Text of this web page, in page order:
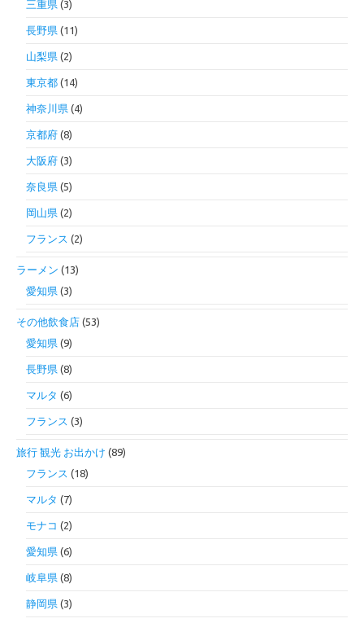
三重県 (3)
長野県 (11)
山梨県 (2)
東京都 (14)
神奈川県 (4)
京都府 (8)
大阪府 (3)
奈良県 (5)
岡山県 (2)
フランス (2)
ラーメン (13)
愛知県 (3)
その他飲食店 (53)
愛知県 (9)
長野県 (8)
マルタ (6)
フランス (3)
旅行 観光 お出かけ (89)
フランス (18)
マルタ (7)
モナコ (2)
愛知県 (6)
岐阜県 (8)
静岡県 (3)